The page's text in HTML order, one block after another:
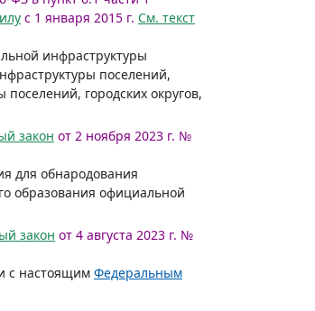
с 1 января 2015 г. См. текст
инфраструктуры
поселений,
городских округов,
закон от 2 ноября 2023 г. №
для обнародования
образования официальной
закон от 4 августа 2023 г. №
с настоящим Федеральным